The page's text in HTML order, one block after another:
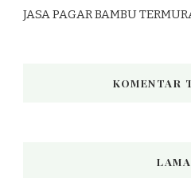
JASA PAGAR BAMBU
KOMENTAR